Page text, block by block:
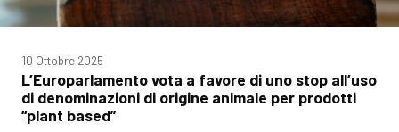
10 Ottobre 2025
L’Europarlamento vota a favore di uno stop all’uso
di denominazioni di origine animale per prodotti
“plant based”